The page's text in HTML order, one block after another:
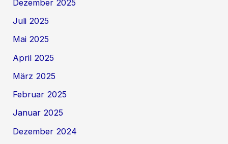
Dezember 2025
Juli 2025
Mai 2025
April 2025
März 2025
Februar 2025
Januar 2025
Dezember 2024